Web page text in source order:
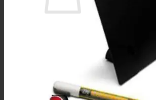
No hay productos en el carrito.
Buscar
por: